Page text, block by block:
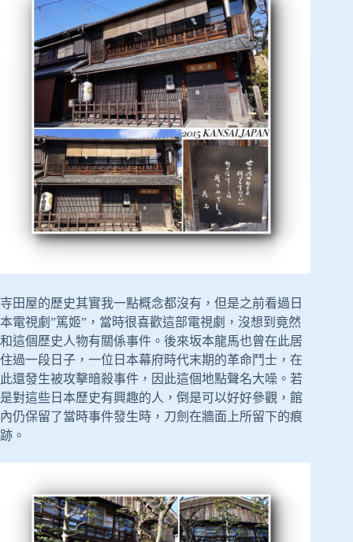
寺田屋的歷史其實我一點概念都沒有，但是之前看過日
本電視劇”篤姬”，當時很喜歡這部電視劇，沒想到竟然
和這個歷史人物有關係事件。後來坂本龍馬也曾在此居
住過一段日子，一位日本幕府時代末期的革命鬥士，在
此還發生被攻擊暗殺事件，因此這個地點聲名大噪。若
是對這些日本歷史有興趣的人，倒是可以好好參觀，館
內仍保留了當時事件發生時，刀劍在牆面上所留下的痕
跡。